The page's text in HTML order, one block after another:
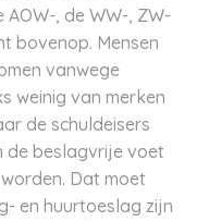
, de WW-, ZW-
bovenop. Mensen
vanwege
weinig van merken
de schuldeisers
de beslagvrije voet
Dat moet
en huurtoeslag zijn